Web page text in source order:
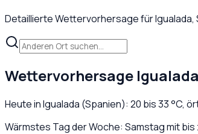
Detaillierte Wettervorhersage fürIgualada,
Wettervorhersage Igualada
Heute inIgualada (Spanien): 20 bis33°C,
Wärmstes Tag der Woche: Samstag mit